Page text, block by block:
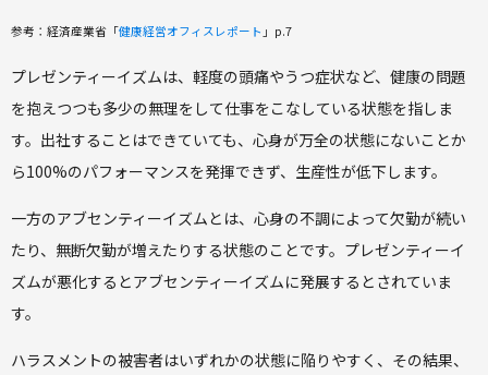
参考：経済産業省「健康経営オフィスレポート 」p.7
プレゼンティーイズムは、軽度の頭痛やうつ症状など、健康の問題
を抱えつつも多少の無理をして仕事をこなしている状態を指しま
す。出社することはできていても、心身が万全の状態にないことか
ら100%のパフォーマンスを発揮できず、生産性が低下します。
一方のアブセンティーイズムとは、心身の不調によって欠勤が続い
たり、無断欠勤が増えたりする状態のことです。プレゼンティーイ
ズムが悪化するとアブセンティーイズムに発展するとされていま
す。
ハラスメントの被害者はいずれかの状態に陥りやすく、その結果、